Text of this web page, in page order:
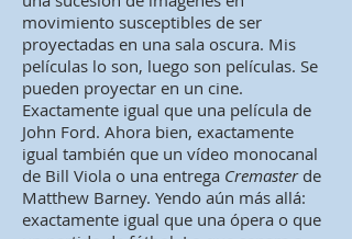
movimiento susceptibles de ser
proyectadas en una sala oscura. Mis
películas lo son, luego son películas. Se
pueden proyectar en un cine.
Exactamente igual que una película de
John Ford. Ahora bien, exactamente
igual también que un vídeo monocanal
de Bill Viola o una entrega Cremasterde
Matthew Barney. Yendo aún más allá:
exactamente igual que una ópera o que